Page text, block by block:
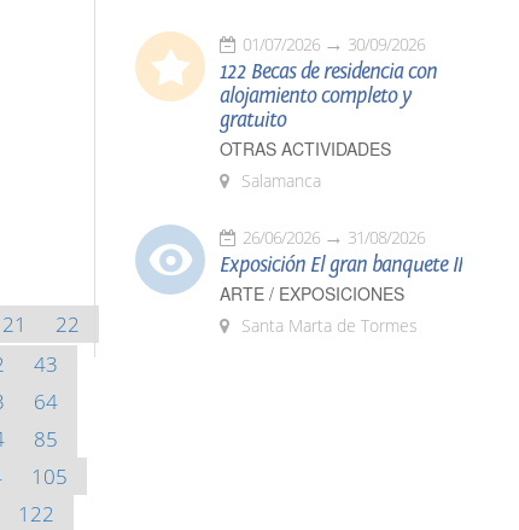
21
22
43
64
85
105
122
01/07/2026 30/09/2026
122 Becas de residencia con
alojamiento completo y
gratuito
OTRAS ACTIVIDADES
Salamanca
26/06/2026 31/08/2026
Exposición El gran banquete II
ARTE / EXPOSICIONES
Santa Marta de Tormes